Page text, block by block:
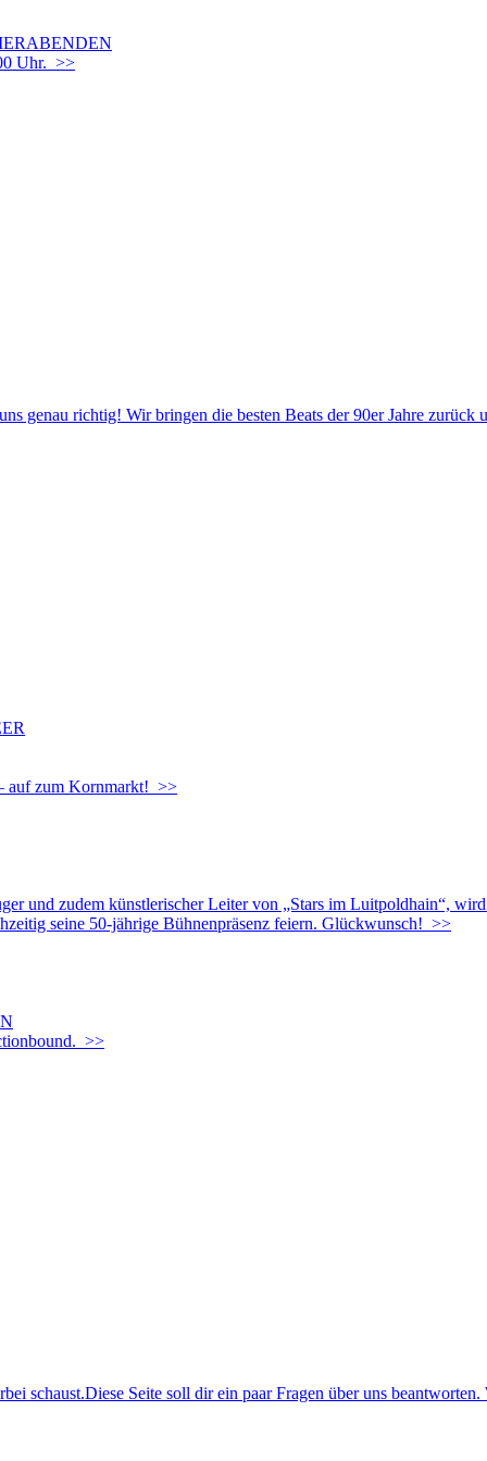
Uhr. >>
genau richtig! Wir bringen die besten Beats der 90er Jahre zurück
auf zum Kornmarkt! >>
und zudem künstlerischer Leiter von „Stars im Luitpoldhain“,
seine 50-jährige Bühnenpräsenz feiern. Glückwunsch! >>
>>
schaust.Diese Seite soll dir ein paar Fragen über uns